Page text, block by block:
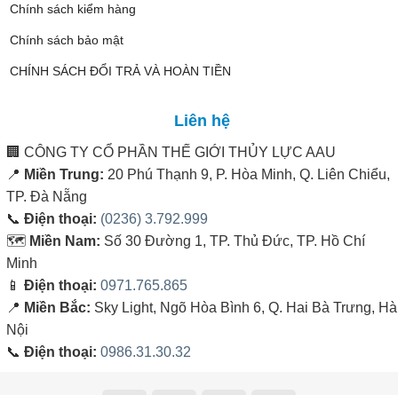
Chính sách kiểm hàng
Chính sách bảo mật
CHÍNH SÁCH ĐỔI TRẢ VÀ HOÀN TIỀN
Liên hệ
🏢 CÔNG TY CỔ PHẦN THẾ GIỚI THỦY LỰC AAU
📍 Miền Trung: 20 Phú Thạnh 9, P. Hòa Minh, Q. Liên Chiểu,
TP. Đà Nẵng
📞 Điện thoại: (0236) 3.792.999
🗺️ Miền Nam: Số 30 Đường 1, TP. Thủ Đức, TP. Hồ Chí
Minh
📱 Điện thoại: 0971.765.865
📍 Miền Bắc: Sky Light, Ngõ Hòa Bình 6, Q. Hai Bà Trưng, Hà
Nội
📞 Điện thoại: 0986.31.30.32